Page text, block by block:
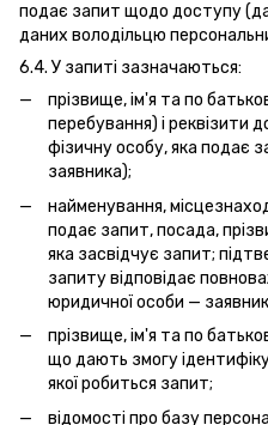
подає запит щодо доступу
даних володільцю
6.4. У запиті зазначаються:
прізвище, ім'я та по
перебування) і реквізити
фізичну особу, яка подає
заявника);
найменування,
подає запит, посада,
яка засвідчує запит;
запиту відповідає
юридичної особи —
прізвище, ім'я та по
що дають змогу
якої робиться запит;
відомості про базу